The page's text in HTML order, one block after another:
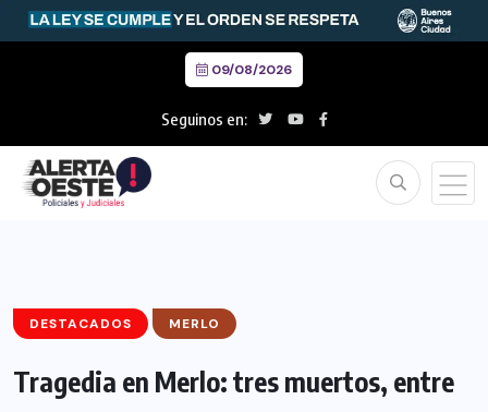
09/08/2026
Seguinos en:
DESTACADOS MERLO
Tragedia en Merlo: tres muertos, entre